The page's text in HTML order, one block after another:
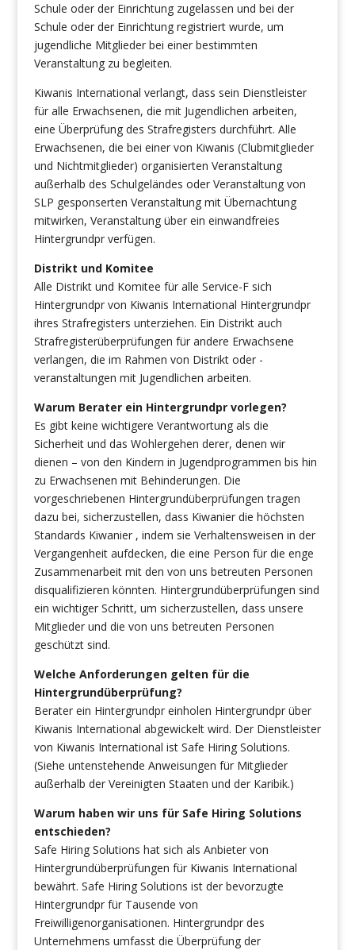
Schule oder der Einrichtung zugelassen und bei der
Schule oder der Einrichtung registriert wurde, um
jugendliche Mitglieder bei einer bestimmten
Veranstaltung zu begleiten.
Kiwanis International verlangt, dass sein Dienstleister
für alle Erwachsenen, die mit Jugendlichen arbeiten,
eine Überprüfung des Strafregisters durchführt. Alle
Erwachsenen, die bei einer von Kiwanis (Clubmitglieder
und Nichtmitglieder) organisierten Veranstaltung
außerhalb des Schulgeländes oder Veranstaltung von
SLP gesponserten Veranstaltung mit Übernachtung
mitwirken, Veranstaltung über ein einwandfreies
Hintergrundpr verfügen.
Distrikt und Komitee
Alle Distrikt und Komitee für alle Service-F sich
Hintergrundpr von Kiwanis International Hintergrundpr
ihres Strafregisters unterziehen. Ein Distrikt auch
Strafregisterüberprüfungen für andere Erwachsene
verlangen, die im Rahmen von Distrikt oder -
veranstaltungen mit Jugendlichen arbeiten.
Warum Berater ein Hintergrundpr vorlegen?
Es gibt keine wichtigere Verantwortung als die
Sicherheit und das Wohlergehen derer, denen wir
dienen – von den Kindern in Jugendprogrammen bis hin
zu Erwachsenen mit Behinderungen. Die
vorgeschriebenen Hintergrundüberprüfungen tragen
dazu bei, sicherzustellen, dass Kiwanier die höchsten
Standards Kiwanier , indem sie Verhaltensweisen in der
Vergangenheit aufdecken, die eine Person für die enge
Zusammenarbeit mit den von uns betreuten Personen
disqualifizieren könnten. Hintergrundüberprüfungen sind
ein wichtiger Schritt, um sicherzustellen, dass unsere
Mitglieder und die von uns betreuten Personen
geschützt sind.
Welche Anforderungen gelten für die
Hintergrundüberprüfung?
Berater ein Hintergrundpr einholen Hintergrundpr über
Kiwanis International abgewickelt wird. Der Dienstleister
von Kiwanis International ist Safe Hiring Solutions.
(Siehe untenstehende Anweisungen für Mitglieder
außerhalb der Vereinigten Staaten und der Karibik.)
Warum haben wir uns für Safe Hiring Solutions
entschieden?
Safe Hiring Solutions hat sich als Anbieter von
Hintergrundüberprüfungen für Kiwanis International
bewährt. Safe Hiring Solutions ist der bevorzugte
Hintergrundpr für Tausende von
Freiwilligenorganisationen. Hintergrundpr des
Unternehmens umfasst die Überprüfung der